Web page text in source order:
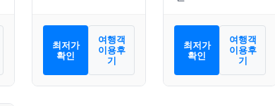
최저가
확인
여행객
이용후
기
최저가
확인
여행객
이용후
기